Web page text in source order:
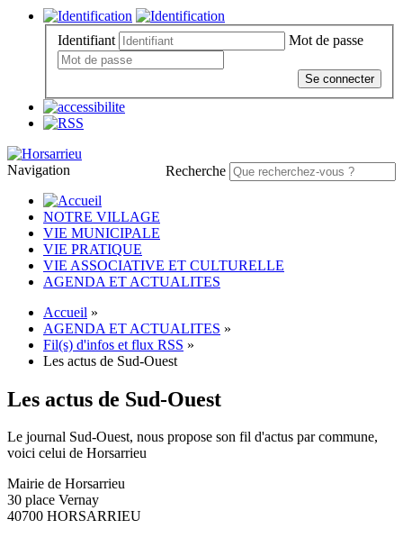
Identifiant Mot de passe
Se connecter
Recherche
Navigation
NOTRE VILLAGE
VIE MUNICIPALE
VIE PRATIQUE
VIE ASSOCIATIVE ET CULTURELLE
AGENDA ET ACTUALITES
Accueil »
AGENDA ET ACTUALITES »
Fil(s) d'infos et flux RSS »
Les actus de Sud-Ouest
Les actus de Sud-Ouest
Le journal Sud-Ouest, nous propose son fil d'actus par commune,
voici celui de Horsarrieu
Mairie de Horsarrieu
30 place Vernay
40700 HORSARRIEU